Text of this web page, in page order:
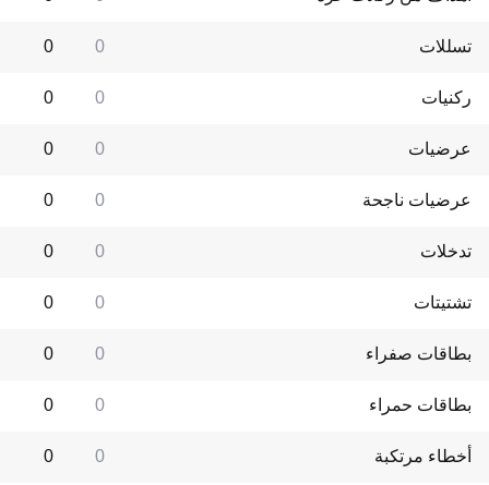
تسللات 0
0
ركنيات 0
0
عرضيات 0
0
عرضيات ناجحة 0
0
تدخلات 0
0
تشتيتات 0
0
بطاقات صفراء 0
0
بطاقات حمراء 0
0
أخطاء مرتكبة 0
0